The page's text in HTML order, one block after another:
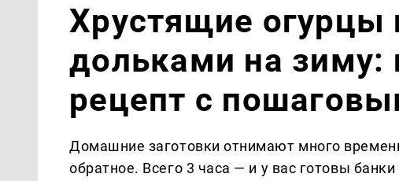
Хрустящие огурцы
дольками на зиму:
рецепт с
Домашние заготовки отнимают много
обратное. Всего 3 часа — и у вас готовы